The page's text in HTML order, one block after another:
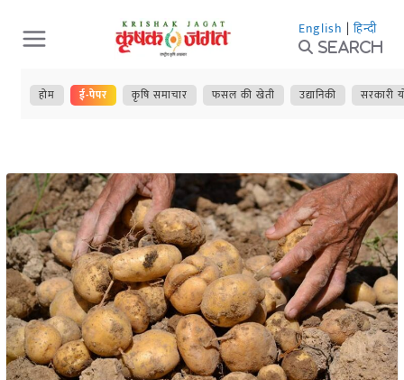
Skip
to
content
English | हिन्दी
Search
होम ई-पेपर कृषि समाचार फसल की खेती उद्यानिकी सरकारी